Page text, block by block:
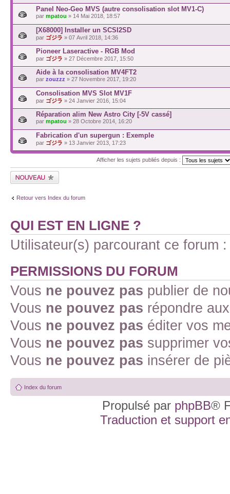
Panel Neo-Geo MVS (autre consolisation slot MV1-C)
par mpatou » 14 Mai 2018, 18:57
[X68000] Installer un SCSI2SD
par ゴジラ » 07 Avril 2018, 14:36
Pioneer Laseractive - RGB Mod
par ゴジラ » 27 Décembre 2017, 15:50
Aide à la consolisation MV4FT2
par zouzzz » 27 Novembre 2017, 19:20
Consolisation MVS Slot MV1F
par ゴジラ » 24 Janvier 2016, 15:04
Réparation alim New Astro City [-5V cassé]
par mpatou » 28 Octobre 2014, 16:20
Fabrication d'un supergun : Exemple
par ゴジラ » 13 Janvier 2013, 17:23
Afficher les sujets publiés depuis :
Retour vers Index du forum
QUI EST EN LIGNE ?
Utilisateur(s) parcourant ce forum
PERMISSIONS DU FORUM
Vous ne pouvez pas publier de
Vous ne pouvez pas répondre
Vous ne pouvez pas éditer vos
Vous ne pouvez pas supprimer
Vous ne pouvez pas insérer de
Index du forum
Propulsé par phpBB®
Traduction et support